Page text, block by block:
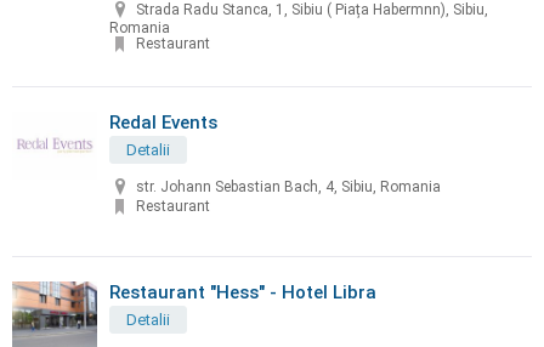
Strada Radu Stanca, 1, Sibiu ( Piața Habermnn), Sibiu,
Romania
Restaurant
Redal Events
Detalii
str. Johann Sebastian Bach, 4, Sibiu, Romania
Restaurant
Restaurant "Hess" - Hotel Libra
Detalii